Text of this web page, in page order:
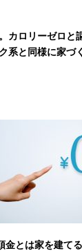
カロリーゼロと
系と同様に家づ
とは家を建て